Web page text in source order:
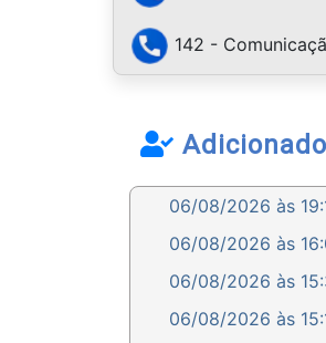
142 -
06/08/2026 às
06/08/2026 às
06/08/2026 às
06/08/2026 às